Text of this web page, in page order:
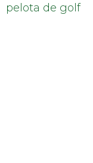
pelota de golf